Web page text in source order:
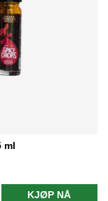
ml
KJØP NÅ